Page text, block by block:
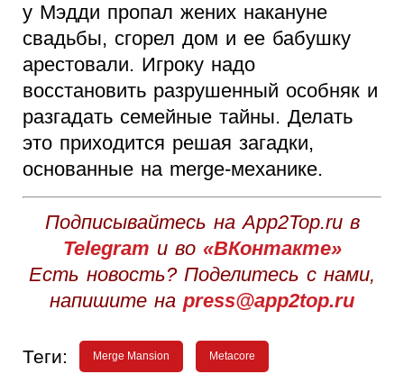
у Мэдди пропал жених накануне
свадьбы, сгорел дом и ее бабушку
арестовали. Игроку надо
восстановить разрушенный особняк и
разгадать семейные тайны. Делать
это приходится решая загадки,
основанные на merge-механике.
Подписывайтесь на App2Top.ru в
Telegram и во «ВКонтакте»
Есть новость? Поделитесь с нами,
напишите на press@app2top.ru
Теги: Merge Mansion Metacore